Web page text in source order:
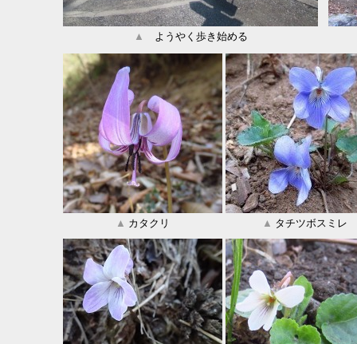
▲ ようやく歩き始める
▲ カタクリ ▲ タチツボスミレ